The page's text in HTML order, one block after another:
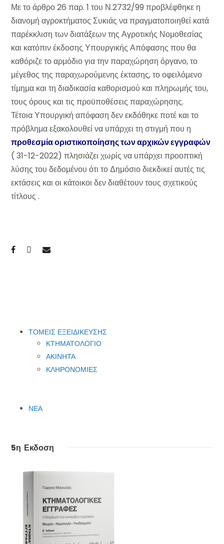
Με το άρθρο 26 παρ. 1 του Ν.2732/99 προβλέφθηκε η
διανομή αγροκτήματος Συκιάς να πραγματοποιηθεί κατά
παρέκκλιση των διατάξεων της Αγροτικής Νομοθεσίας
και κατόπιν έκδοσης Υπουργικής Απόφασης που θα
καθόριζε το αρμόδιο για την παραχώρηση όργανο, το
μέγεθος της παραχωρούμενης έκτασης, το οφειλόμενο
τίμημα και τη διαδικασία καθορισμού και πληρωμής του,
τους όρους και τις προϋποθέσεις παραχώρησης.
Τέτοια Υπουργική απόφαση δεν εκδόθηκε ποτέ και το
πρόβλημα εξακολουθεί να υπάρχει τη στιγμή που η
προθεσμία οριστικοποίησης των αρχικών εγγραφών
( 31-12-2022) πλησιάζει χωρίς να υπάρχει προοπτική
λύσης του δεδομένου ότι το Δημόσιο διεκδικεί αυτές τις
εκτάσεις και οι κάτοικοι δεν διαθέτουν τους σχετικούς
τίτλους .
ΤΟΜΕΙΣ ΕΞΕΙΔΙΚΕΥΣΗΣ
ΚΤΗΜΑΤΟΛΟΓΙΟ
ΑΚΙΝΗΤΑ
ΚΛΗΡΟΝΟΜΙΕΣ
ΝΕΑ
5η Εκδοση